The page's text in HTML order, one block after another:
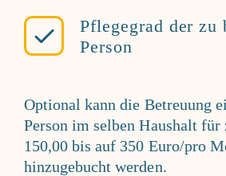
Pflegegrad der zu
Person
Optional kann die Betreuung
Person im selben Haushalt für
150,00 bis auf 350 Euro/pro
hinzugebucht werden.